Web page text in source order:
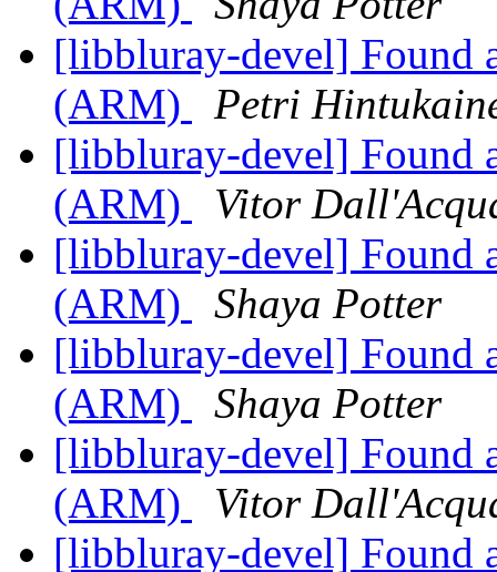
[libbluray-devel] Found
(ARM)
Petri
[libbluray-devel] Found
(ARM)
Vitor
[libbluray-devel] Found
(ARM)
Shaya Potter
[libbluray-devel] Found
(ARM)
Shaya Potter
[libbluray-devel] Found
(ARM)
Vitor
[libbluray-devel] Found